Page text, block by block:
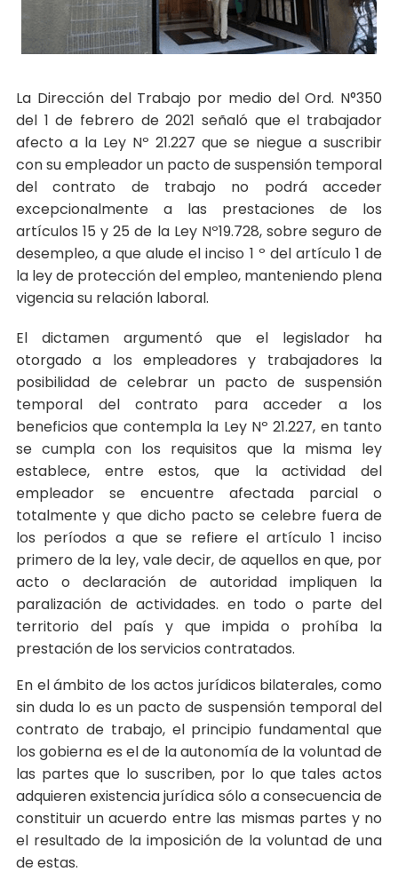
La Dirección del Trabajo por medio del Ord. N°350
del 1 de febrero de 2021 señaló que el trabajador
afecto a la Ley Nº 21.227 que se niegue a suscribir
con su empleador un pacto de suspensión temporal
del contrato de trabajo no podrá acceder
excepcionalmente a las prestaciones de los
artículos 15 y 25 de la Ley Nº19.728, sobre seguro de
desempleo, a que alude el inciso 1 º del artículo 1 de
la ley de protección del empleo, manteniendo plena
vigencia su relación laboral.
El dictamen argumentó que el legislador ha
otorgado a los empleadores y trabajadores la
posibilidad de celebrar un pacto de suspensión
temporal del contrato para acceder a los
beneficios que contempla la Ley Nº 21.227, en tanto
se cumpla con los requisitos que la misma ley
establece, entre estos, que la actividad del
empleador se encuentre afectada parcial o
totalmente y que dicho pacto se celebre fuera de
los períodos a que se refiere el artículo 1 inciso
primero de la ley, vale decir, de aquellos en que, por
acto o declaración de autoridad impliquen la
paralización de actividades. en todo o parte del
territorio del país y que impida o prohíba la
prestación de los servicios contratados.
En el ámbito de los actos jurídicos bilaterales, como
sin duda lo es un pacto de suspensión temporal del
contrato de trabajo, el principio fundamental que
los gobierna es el de la autonomía de la voluntad de
las partes que lo suscriben, por lo que tales actos
adquieren existencia jurídica sólo a consecuencia de
constituir un acuerdo entre las mismas partes y no
el resultado de la imposición de la voluntad de una
de estas.